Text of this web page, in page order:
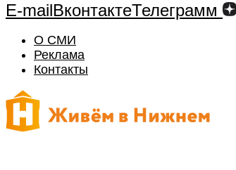
E-mailВконтактеТелеграмм
О СМИ
Реклама
Контакты